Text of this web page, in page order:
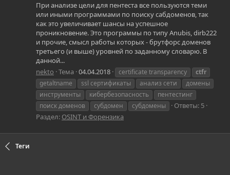
При анализе цели для пентеста все пользуются теми
или иными программами по поиску сабдоменов, так
как это увеличивает шансы на успешное
проникновение. Это программы по типу Anubis, dirb222
и прочие, смысл работы которых - брутфорс доменов
третьего (и выше) уровней по заданному словарю. В
данной...
nekto Тема 04.04.2018 certificate transparency
ctfr
getaltname
ssl сертификаты анализ сети
домены
инструменты
кибербезопасность
пентестинг
поиск доменов
субдомен субдомены
Ответы: 5
Раздел: OSINT и Форензика
Теги